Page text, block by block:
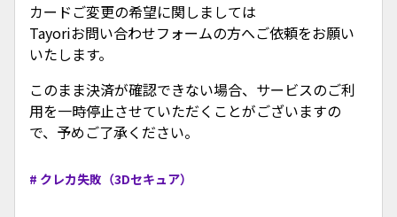
カードご変更の希望に関しましては
Tayoriお問い合わせフォームの方へご依頼をお願い
いたします。
このまま決済が確認できない場合、サービスのご利
用を一時停止させていただくことがございますの
で、予めご了承ください。
# クレカ失敗（3Dセキュア）